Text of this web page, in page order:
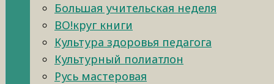
Большая учительская неделя
ВО!круг книги
Культура здоровья педагога
Культурный полиатлон
Русь мастеровая